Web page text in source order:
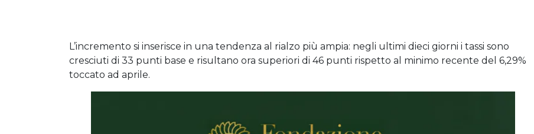
L’incremento si inserisce in una tendenza al rialzo più ampia: negli ultimi dieci giorni i tassi sono
cresciuti di 33 punti base e risultano ora superiori di 46 punti rispetto al minimo recente del 6,29%
toccato ad aprile.